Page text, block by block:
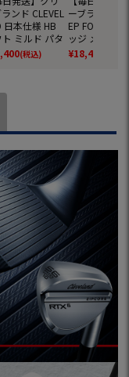
ンド CLEVEL
日本仕様 HB
ト ミルド パタ
メンズ 右用
ティントンビー
(税込)
ーブランド
EP FORGED
ッジ メンズ
BS TOUR
ールシャフト
¥18,480